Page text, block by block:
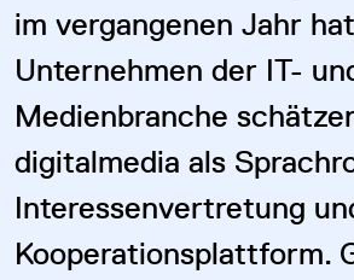
im vergangenen Jahr
Unternehmen der IT-
Medienbranche
digitalmedia als
Interessenvertretung
Kooperationsplattform.